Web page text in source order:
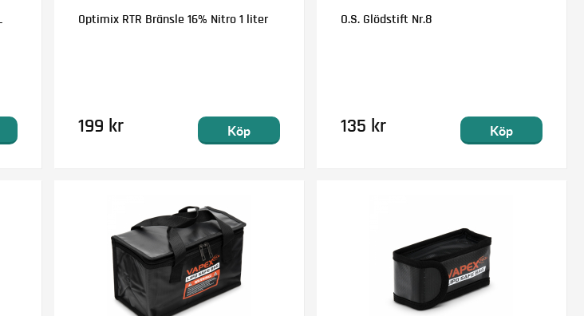
Optimix RTR Bränsle 16% Nitro 1 liter
199 kr Köp
O.S. Glödstift Nr.8
135 kr Köp